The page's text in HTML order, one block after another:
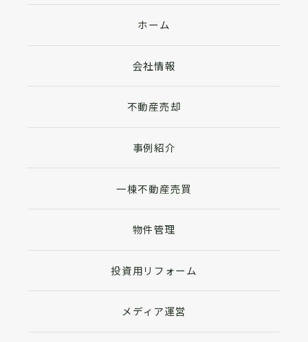
ホーム
会社情報
不動産売却
事例紹介
一棟不動産売買
物件管理
投資用リフォーム
メディア運営